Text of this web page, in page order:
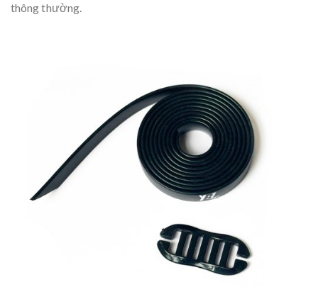
thông thường.